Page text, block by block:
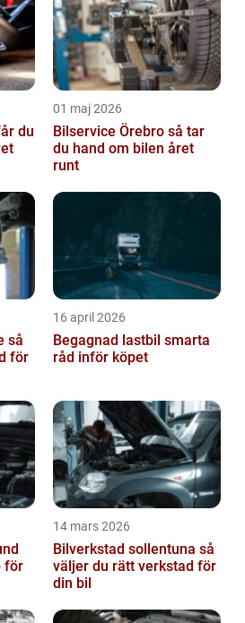
01 maj 2026
Bilservice Örebro så tar
du hand om bilen året
runt
för
16 april 2026
Begagnad lastbil smarta
råd inför köpet
för
14 mars 2026
Bilverkstad sollentuna så
väljer du rätt verkstad för
din bil